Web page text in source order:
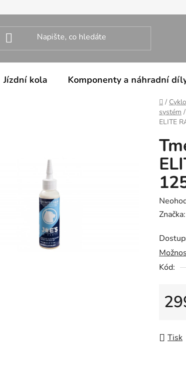
Jízdní kola Komponenty a náhradní
Domů
/
systém /
ELITE
je
0,0
z
Kód:
Tisk